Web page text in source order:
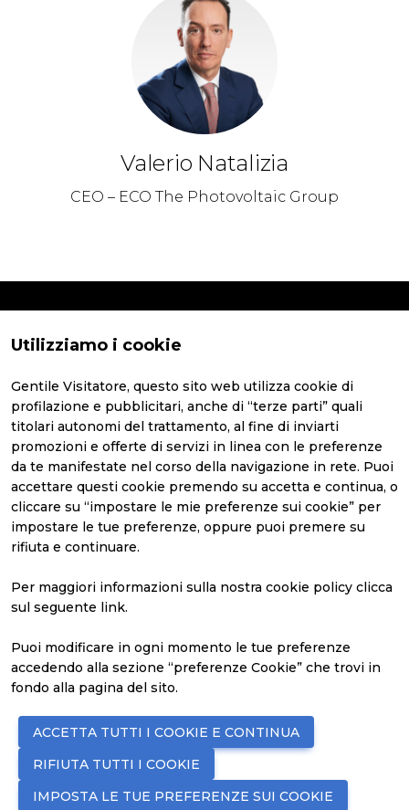
Valerio Natalizia
CEO – ECO The Photovoltaic Group
Utilizziamo i cookie
Gentile Visitatore, questo sito web utilizza cookie di
profilazione e pubblicitari, anche di “terze parti” quali
titolari autonomi del trattamento, al fine di inviarti
promozioni e offerte di servizi in linea con le preferenze
da te manifestate nel corso della navigazione in rete. Puoi
accettare questi cookie premendo su accetta e continua, o
cliccare su “impostare le mie preferenze sui cookie” per
impostare le tue preferenze, oppure puoi premere su
rifiuta e continuare.
Per maggiori informazioni sulla nostra cookie policy clicca
sul seguente link.
Puoi modificare in ogni momento le tue preferenze
accedendo alla sezione “preferenze Cookie” che trovi in
fondo alla pagina del sito.
ACCETTA TUTTI I COOKIE E CONTINUA
RIFIUTA TUTTI I COOKIE
IMPOSTA LE TUE PREFERENZE SUI COOKIE
ABOUT
About SSEC
Settori espositivi
Eventi
Area Start-Up
Contatti
ESPORRE
Perché esporre
Richiedi un preventivo
VISITARE
Perché visitare
Richiedi informazioni
ORGANIZZA IL TUO
© 2026ITALIAN EXHIBITION GROUP SpA - Via Emilia 155, 47921
Rimini (Italy) - Registro Imprese Rimini e C.F./P.I. 00139440408 -
Cap. Soc. 52.214.897 i.v. -Copyright & disclaimer
Preferenze Cookie